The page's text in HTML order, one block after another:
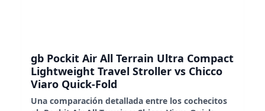
gb Pockit Air All Terrain Ultra Compact
Lightweight Travel Stroller vs Chicco
Viaro Quick-Fold
Una comparación detallada entre los cochecitos